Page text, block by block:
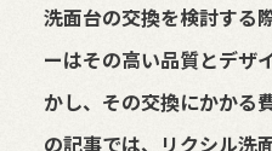
洗面台の交換を検討する
ーはその高い品質とデザ
かし、その交換にかかる
の記事では、リクシル洗